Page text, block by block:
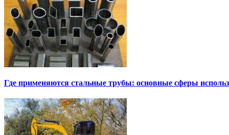
Где применяются стальные трубы: основные сферы